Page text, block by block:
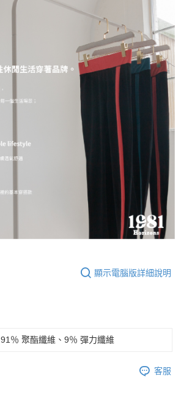
顯示電腦版詳細說明
91％ 聚酯纖維、9％ 彈力纖維
客服